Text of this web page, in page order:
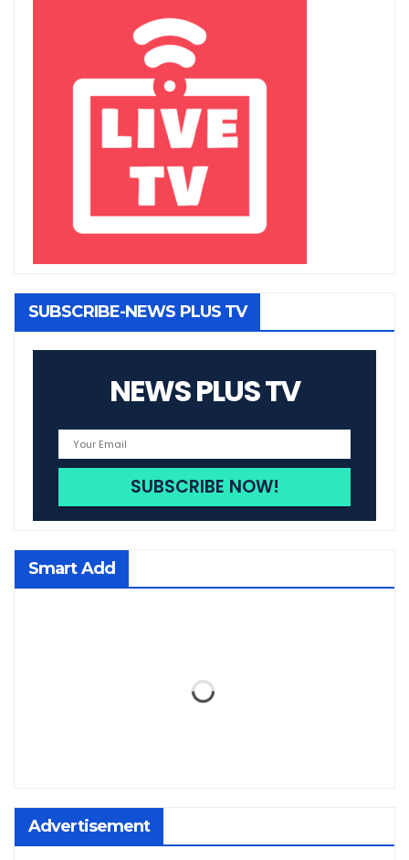
SUBSCRIBE-NEWS PLUS TV
NEWS PLUS TV
Smart Add
Advertisement